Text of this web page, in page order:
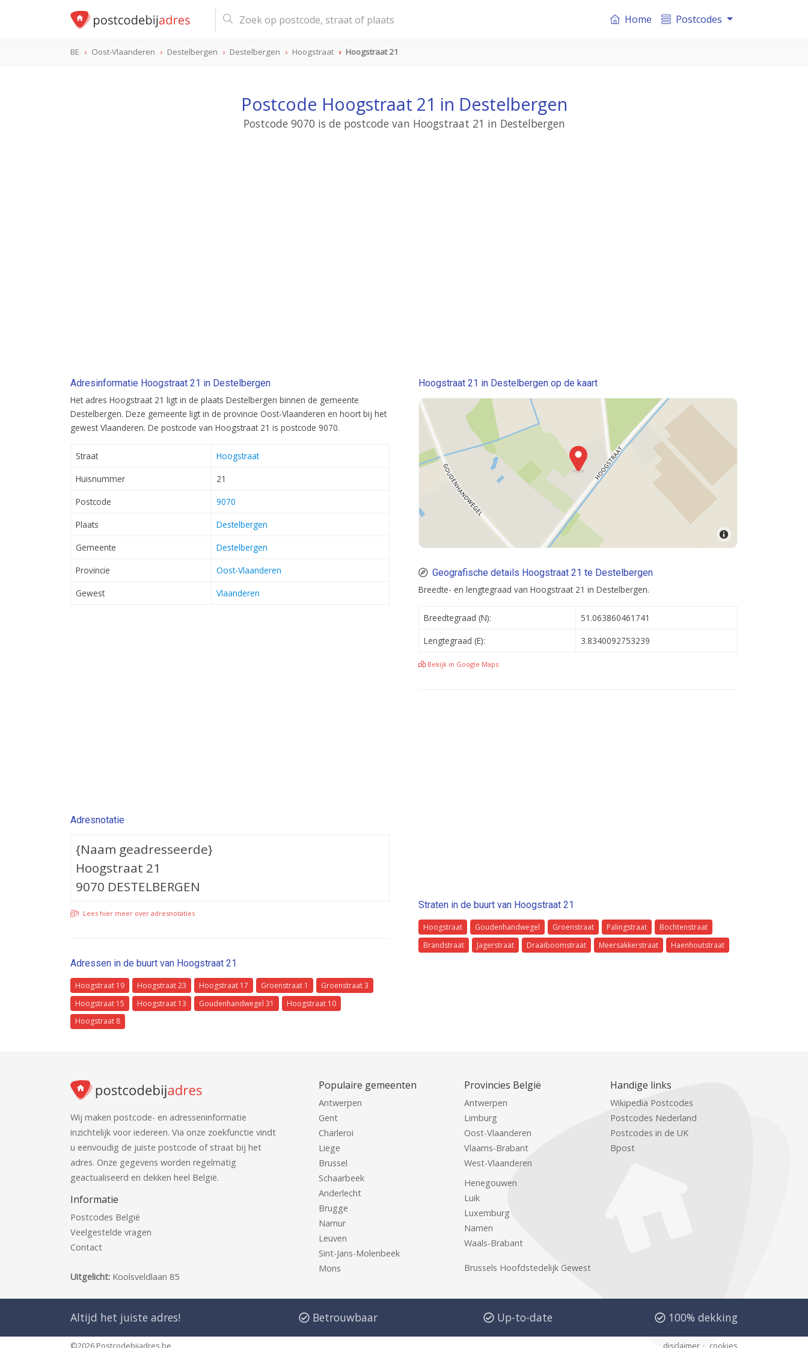
Home Postcodes
BE Oost-Vlaanderen Destelbergen Destelbergen Hoogstraat Hoogstraat 21
Postcode Hoogstraat 21 in Destelbergen
Postcode 9070 is de postcode van Hoogstraat 21 in Destelbergen
Adresinformatie Hoogstraat 21 in Destelbergen
Het adres Hoogstraat 21 ligt in de plaats Destelbergen binnen de gemeente
Destelbergen. Deze gemeente ligt in de provincie Oost-Vlaanderen en hoort bij het
gewest Vlaanderen. De postcode van Hoogstraat 21 is postcode 9070.
Straat
Hoogstraat
Huisnummer
21
Postcode
9070
Plaats
Destelbergen
Gemeente
Destelbergen
Provincie
Oost-Vlaanderen
Gewest
Vlaanderen
Adresnotatie
{Naam geadresseerde}
Hoogstraat 21
9070 DESTELBERGEN
Lees hier meer over adresnotaties
Adressen in de buurt van Hoogstraat 21
Hoogstraat 19 Hoogstraat 23 Hoogstraat 17 Groenstraat 1
Groenstraat 3
Hoogstraat 15
Hoogstraat 13 Goudenhandwegel 31
Hoogstraat 10
Hoogstraat 8
Hoogstraat 21 in Destelbergen op de kaart
Geografische details Hoogstraat 21 te Destelbergen
Breedte- en lengtegraad van Hoogstraat 21 in Destelbergen.
Breedtegraad (N):
51.063860461741
Lengtegraad (E):
3.8340092753239
Bekijk in Google Maps
Straten in de buurt van Hoogstraat 21
Hoogstraat Goudenhandwegel Groenstraat Palingstraat
Bochtenstraat
Brandstraat
Jagerstraat Draaiboomstraat Meersakkerstraat Haenhoutstraat
Wij maken postcode- en adresseninformatie
inzichtelijk voor iedereen. Via onze zoekfunctie vindt
u eenvoudig de juiste postcode of straat bij het
adres. Onze gegevens worden regelmatig
geactualiseerd en dekken heel België.
Informatie
Postcodes België
Veelgestelde vragen
Contact
Uitgelicht: Koolsveldlaan 85
Populaire gemeenten
Antwerpen
Gent
Charleroi
Liege
Brussel
Schaarbeek
Anderlecht
Brugge
Namur
Leuven
Sint-Jans-Molenbeek
Mons
Provincies België
Antwerpen
Limburg
Oost-Vlaanderen
Vlaams-Brabant
West-Vlaanderen
Henegouwen
Luik
Luxemburg
Namen
Waals-Brabant
Brussels Hoofdstedelijk Gewest
Handige links
Wikipedia Postcodes
Postcodes Nederland
Postcodes in de UK
Bpost
Altijd het juiste adres! Betrouwbaar Up-to-date 100% dekking
©2026 Postcodebijadres.be disclaimer cookies